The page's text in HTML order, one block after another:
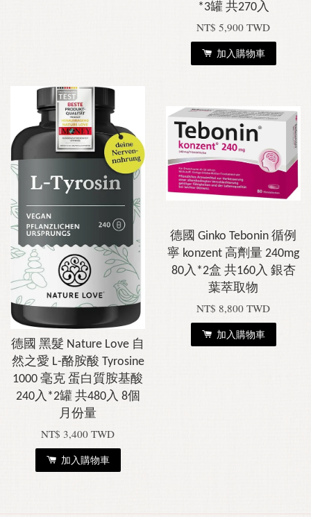
*3罐 共270入
NT$ 5,900 TWD
加入購物車
德國 黑髮 Nature Love 自
然之愛 L-酪胺酸 Tyrosine
1000 毫克 蛋白質胺基酸
240入*2罐 共480入 8個
月份量
NT$ 3,400 TWD
加入購物車
德國 Ginko Tebonin 循例
寧 konzent 高劑量 240mg
80入*2盒 共160入 銀杏
葉萃取物
NT$ 8,800 TWD
加入購物車